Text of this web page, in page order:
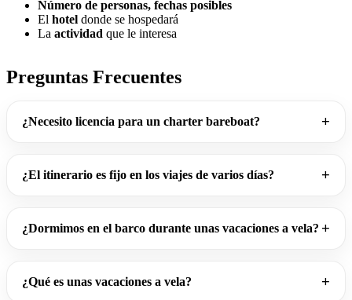
Número de personas, fechas posibles
El hotel donde se hospedará
La actividad que le interesa
Preguntas Frecuentes
¿Necesito licencia para un charter bareboat?
¿El itinerario es fijo en los viajes de varios días?
¿Dormimos en el barco durante unas vacaciones a vela?
¿Qué es unas vacaciones a vela?